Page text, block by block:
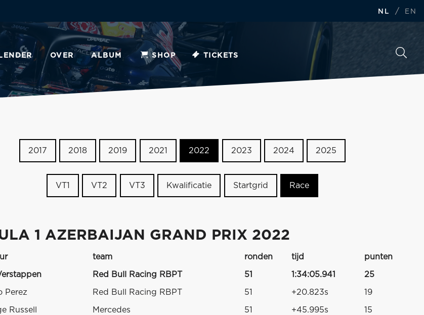
NL / EN
OVER ALBUM SHOP TICKETS
2017 2018 2019 2021 2022 2023 2024 2025
VT1 VT2 VT3 Kwalificatie Startgrid Race
1 AZERBAIJAN GRAND PRIX 2022
team ronden tijd punten
Red Bull Racing RBPT 51 1:34:05.941 25
Perez Red Bull Racing RBPT 51 +20.823s 19
Russell Mercedes 51 +45.995s 15